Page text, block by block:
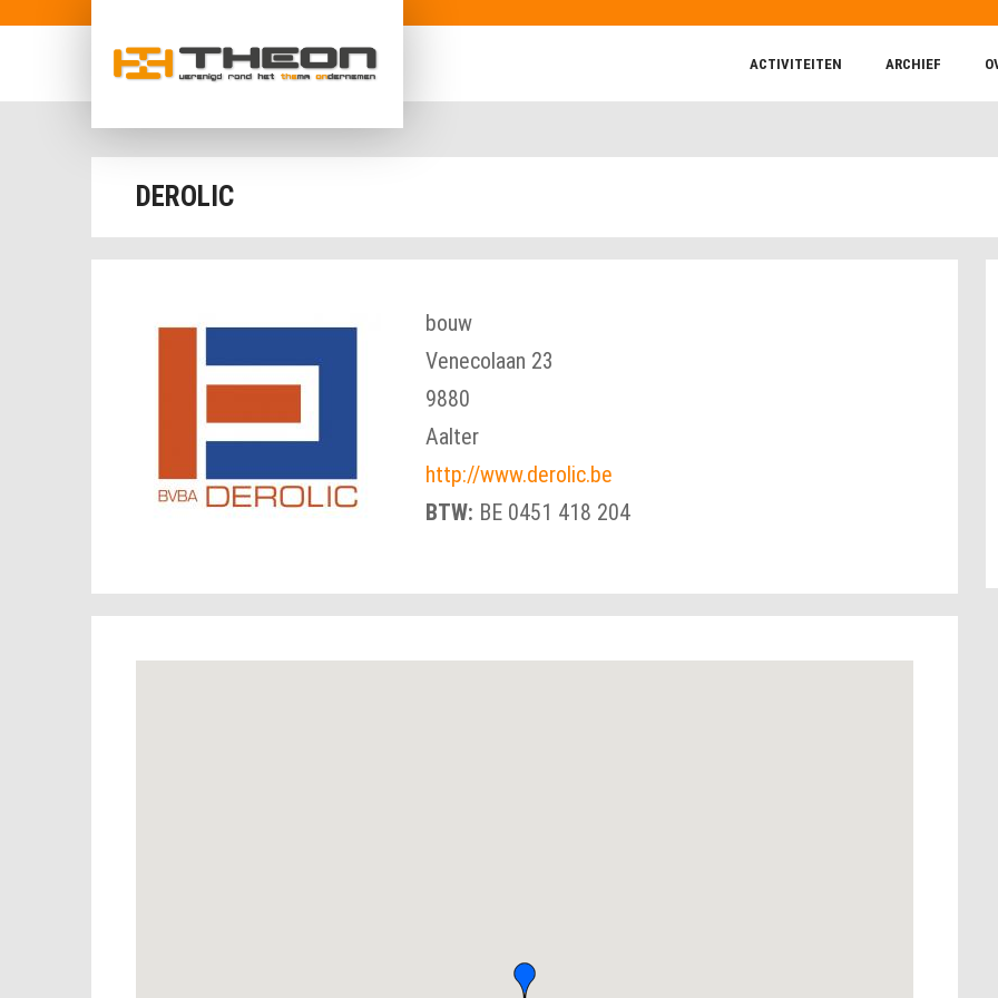
ACTIVITEITEN ARCHIEF
DEROLIC
bouw
Venecolaan 23
9880
Aalter
http://www.derolic.be
BTW: BE 0451 418 204